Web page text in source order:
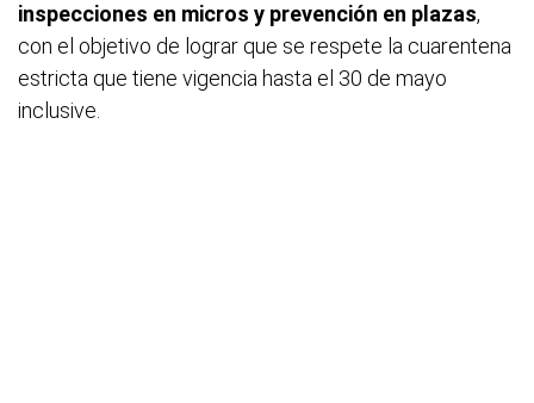
inspecciones en micros y prevención en plazas,
con el objetivo de lograr que se respete la cuarentena
estricta que tiene vigencia hasta el 30 de mayo
inclusive.